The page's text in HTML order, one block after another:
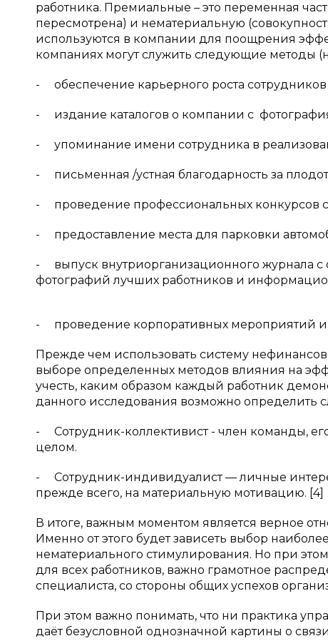
работника. Премиальные – это переменная
пересмотрена) и нематериальную
используются в компании для поощрения
компаниях могут служить следующие методы
- обеспечение карьерного роста
- издание каталогов о компании с
- упоминание имени сотрудника в
- письменная /устная благодарность за
- проведение профессиональных конкурсов
- предоставление места для парковки
- выпуск внутриорганизационного журнала с
фотографий лучших работников и
- проведение корпоративных мероприятий и
Прежде чем использовать систему
выборе определенных методов влияния на
учесть, каким образом каждый работник
данного исследования возможно определить
- Сотрудник-коллективист - член команды,
целом.
- Сотрудник-индивидуалист — личные
прежде всего, на материальную мотивацию. [4]
В итоге, важным моментом является верное
Именно от этого будет зависеть выбор
нематериального стимулирования. Но при
для всех работников, важно грамотное
специалиста, со стороны общих успехов
При этом важно понимать, что ни практика
даёт безусловной однозначной картины о